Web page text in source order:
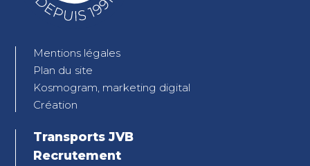
Mentions légales
Plan du site
Kosmogram, marketing digital
Création
Transports JVB
Recrutement